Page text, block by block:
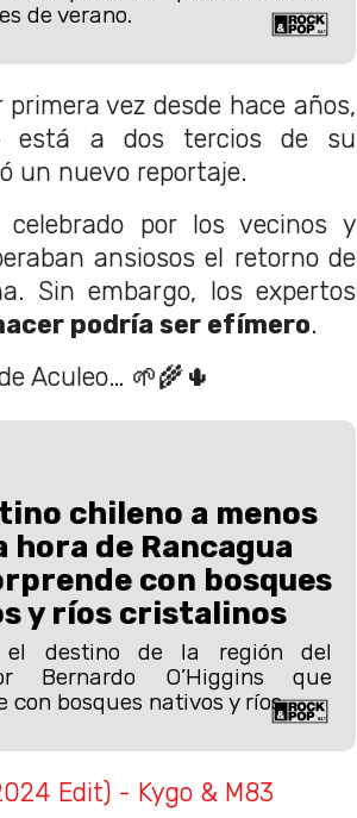
de verano.
vez desde hace años,
está a dos tercios de su
un nuevo reportaje.
por los vecinos y
ansiosos el retorno de
Sin embargo, los expertos
podría ser efímero.
Aculeo… 🌱🌾🌵
chileno a menos
hora de Rancagua
con bosques
y ríos cristalinos
el destino de la región del
Bernardo O’Higgins que
con bosques nativos y ríos.
Edit) - Kygo & M83